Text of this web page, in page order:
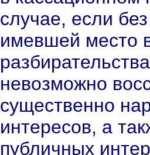
случае, если
имевшей место
невозможно
существенно
интересов, а
публичных